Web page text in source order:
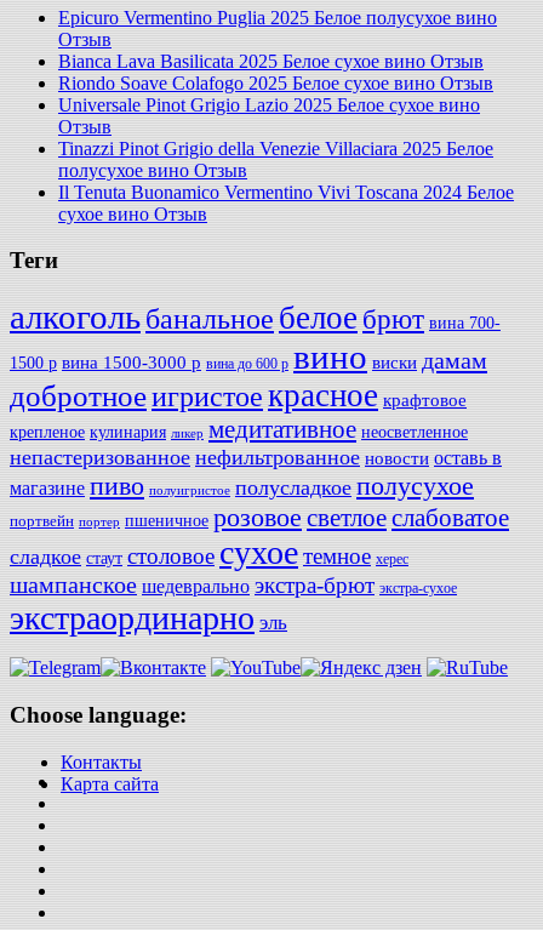
Epicuro Vermentino Puglia 2025 Белое полусухое вино
Отзыв
Bianca Lava Basilicata 2025 Белое сухое вино Отзыв
Riondo Soave Colafogo 2025 Белое сухое вино Отзыв
Universale Pinot Grigio Lazio 2025 Белое сухое вино
Отзыв
Tinazzi Pinot Grigio della Venezie Villaciara 2025 Белое
полусухое вино Отзыв
Il Tenuta Buonamico Vermentino Vivi Toscana 2024 Белое
сухое вино Отзыв
Теги
алкогольбанальное белое брют вина 700-
1500 р вина 1500-3000 р вина до 600 р вино виски дамам
добротноеигристоекрасное крафтовое
крепленое кулинария ликер медитативное неосветленное
непастеризованное нефильтрованное новости оставь в
магазине пиво полуигристое полусладкое полусухое
портвейн портер пшеничное розовое светлоеслабоватое
сладкое стаут столовое сухоетемное херес
шампанское шедеврально экстра-брют экстра-сухое
экстраординарно эль
Choose language:
Контакты
Карта сайта